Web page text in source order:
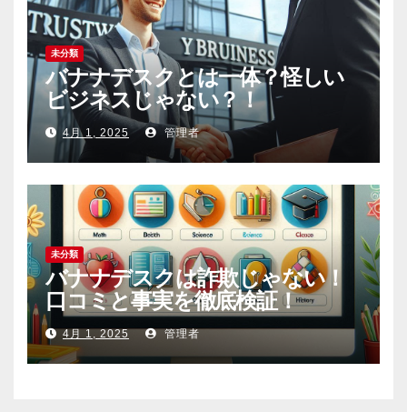
未分類
バナナデスクとは一体？怪しい
ビジネスじゃない？！
4月 1, 2025 管理者
未分類
バナナデスクは詐欺じゃない！
口コミと事実を徹底検証！
4月 1, 2025 管理者